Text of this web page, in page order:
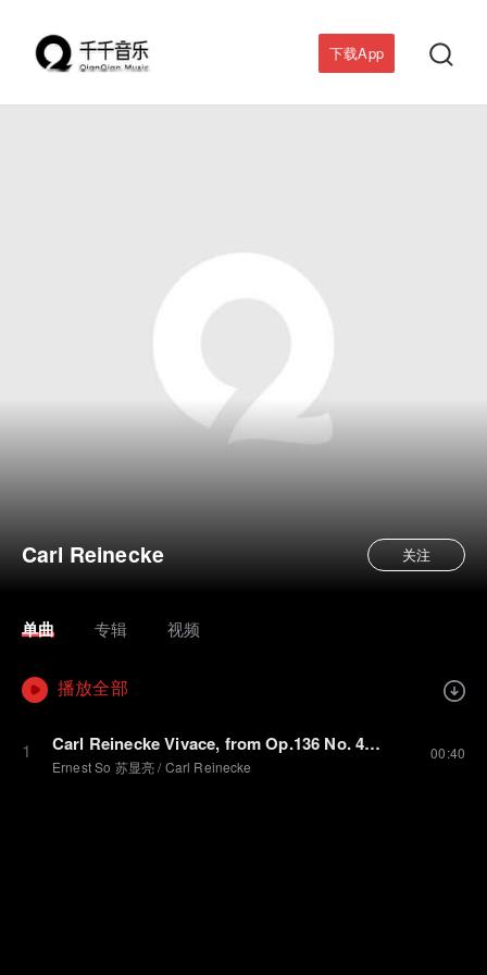
下载App 
Carl Reinecke 关注
单曲 专辑 视频
播放全部
1 Carl Reinecke Vivace, from Op.136 No. 4, (Grade 3 A8)
Ernest So 苏显亮/Carl Reinecke
00:40